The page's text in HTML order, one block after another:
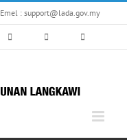
Emel : support@lada.gov.my